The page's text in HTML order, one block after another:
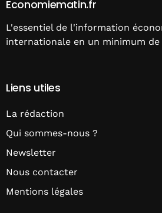
Economiematin.fr
L'essentiel de l'information
internationale en un minimum
Liens utiles
La rédaction
Qui sommes-nous ?
Newsletter
Nous contacter
Mentions légales